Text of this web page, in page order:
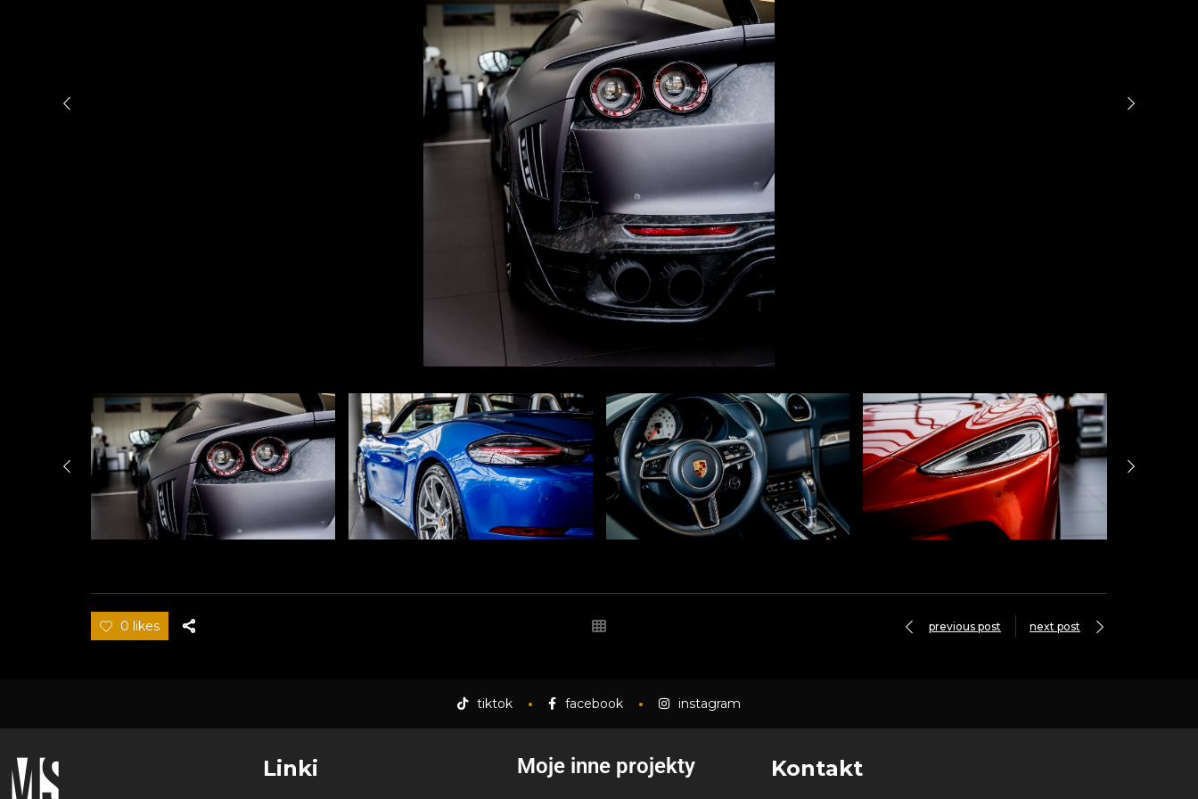
0 likes previous post next post
tiktok facebook instagram
Linki Moje inne projekty Kontakt